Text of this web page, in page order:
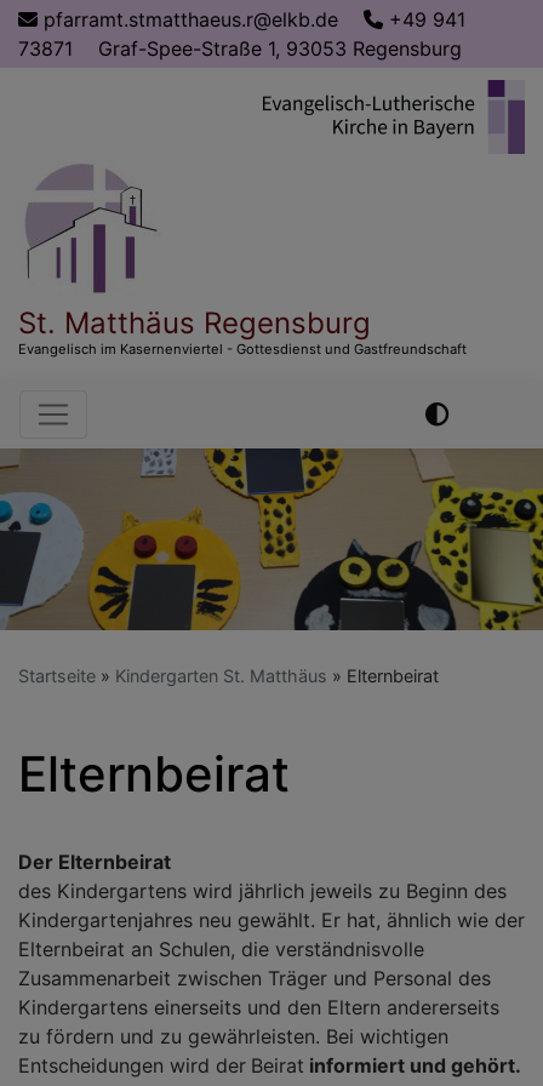
Direkt
zum
Inhalt
pfarramt.stmatthaeus.r@elkb.de
+49 941
73871
Graf-Spee-Straße 1, 93053 Regensburg
St. Matthäus Regensburg
Evangelisch im Kasernenviertel - Gottesdienst und Gastfreundschaft
Hauptnavigation
Startseite Kindergarten St. Matthäus Elternbeirat
Elternbeirat
Der Elternbeirat
des Kindergartens wird jährlich jeweils zu Beginn des
Kindergartenjahres neu gewählt. Er hat, ähnlich wie der
Elternbeirat an Schulen, die verständnisvolle
Zusammenarbeit zwischen Träger und Personal des
Kindergartens einerseits und den Eltern andererseits
zu fördern und zu gewährleisten. Bei wichtigen
Entscheidungen wird der Beirat informiert und gehört.